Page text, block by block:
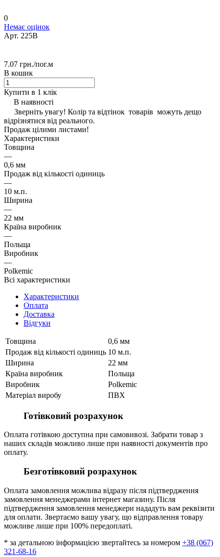
0
Немає оцінок
Арт. 225B
7.07 грн./пог.м
В кошик
Купити в 1 клік
В наявності
Зверніть увагу! Колір та відтінок товарів можуть дещо
відрізнятися від реального.
Продаж цілими листами!
Характеристики
Товщина
—
0,6 мм
Продаж від кількості одиниць
—
10 м.п.
Ширина
—
22 мм
Країна виробник
—
Польща
Виробник
—
Polkemic
Всі характеристики
Характеристики
Оплата
Доставка
Відгуки
Товщина
0,6 мм
Продаж від кількості одиниць 10 м.п.
Ширина
22 мм
Країна виробник
Польща
Виробник
Polkemic
Матеріал виробу
ПВХ
Готівковий розрахунок
Оплата готівкою доступна при самовивозі. Забрати товар з
наших складів можливо лише при наявності документів про
оплату.
Безготівковий розрахунок
Оплата замовлення можлива відразу після підтвердження
замовлення менеджерами інтернет магазину. Після
підтвердження замовлення менеджери нададуть вам реквізити
для оплати. Звертаємо вашу увагу, що відправлення товару
можливе лише при 100% передоплаті.
* за детальною інформацією звертайтесь за номером +38 (067)
321-68-16